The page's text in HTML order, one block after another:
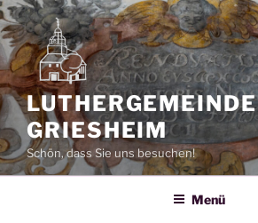
Zum
Inhalt
springen
LUTHERGEMEINDE
GRIESHEIM
Schön, dass Sie uns besuchen!
Menü